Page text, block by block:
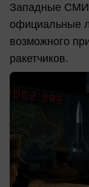
Западные СМИ,
официальные
возможного
ракетчиков.